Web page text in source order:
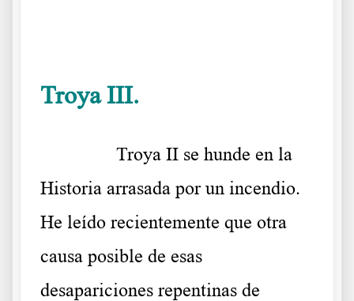
Troya III.
Troya II se hunde en la
Historia arrasada por un incendio.
He leído recientemente que otra
causa posible de esas
desapariciones repentinas de